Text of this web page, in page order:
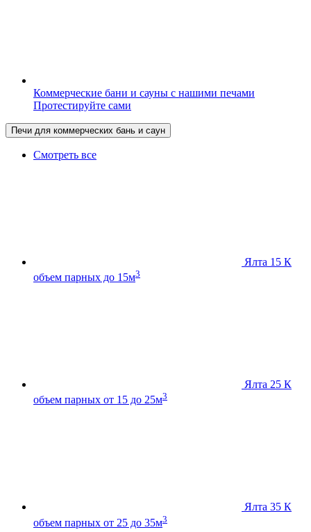
Коммерческие бани и сауны с нашими печами
Протестируйте сами
Печи для коммерческих бань и саун
Смотреть все
Ялта 15 К
объем парных до 15м3
Ялта 25 К
объем парных от 15 до 25м3
Ялта 35 К
объем парных от 25 до 35м3